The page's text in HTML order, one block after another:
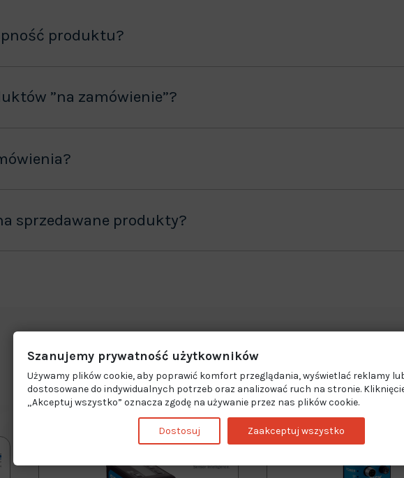
produktu?
”na zamówienie”?
sprzedawane produkty?
Szanujemy prywatność użytkowników
Używamy plików cookie, aby poprawić komfort przeglądania, wyświetlać reklamy
dostosowane do indywidualnych potrzeb oraz analizować ruch na stronie.
„Akceptuj wszystko” oznacza zgodę na używanie przez nas plików cookie.
Dostosuj Zaakceptuj wszystko